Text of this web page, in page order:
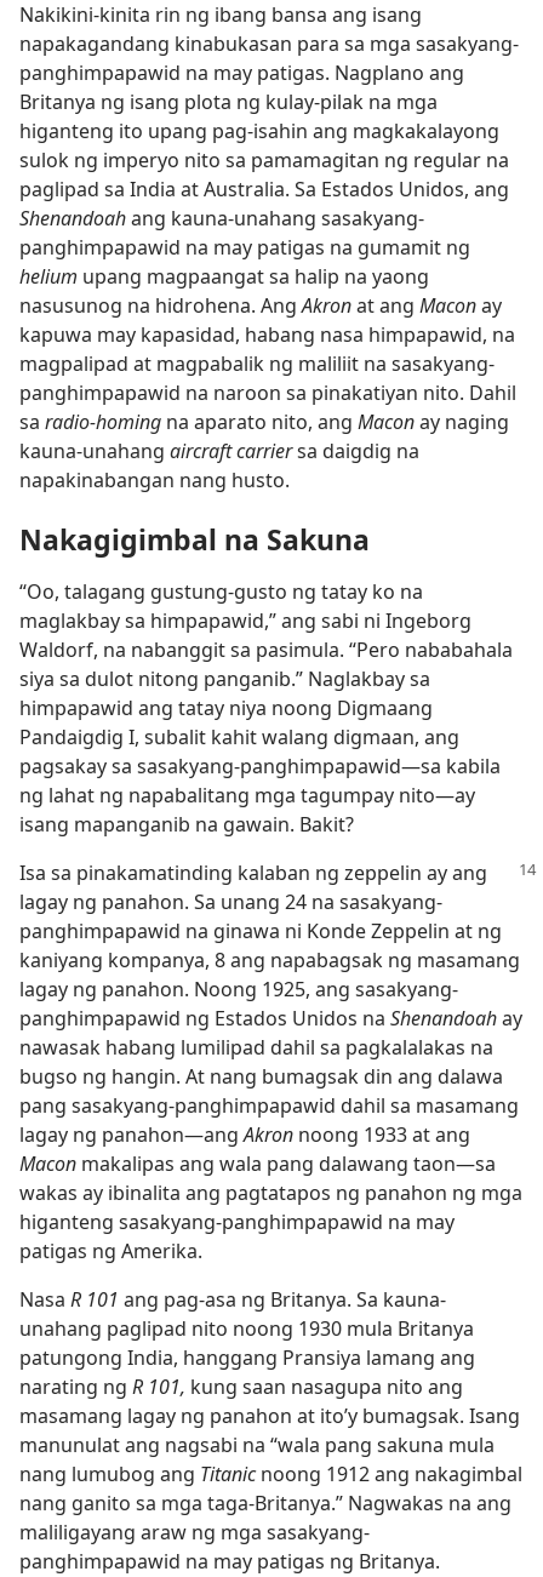
Nakikini-kinita rin ng ibang bansa ang isang
napakagandang kinabukasan para sa mga sasakyang-
panghimpapawid na may patigas. Nagplano ang
Britanya ng isang plota ng kulay-pilak na mga
higanteng ito upang pag-isahin ang magkakalayong
sulok ng imperyo nito sa pamamagitan ng regular na
paglipad sa India at Australia. Sa Estados Unidos, ang
Shenandoahang kauna-unahang sasakyang-
panghimpapawid na may patigas na gumamit ng
helium upang magpaangat sa halip na yaong
nasusunog na hidrohena. AngAkronat ang Maconay
kapuwa may kapasidad, habang nasa himpapawid, na
magpalipad at magpabalik ng maliliit na sasakyang-
panghimpapawid na naroon sa pinakatiyan nito. Dahil
sa radio-homing na aparato nito, ang Maconay naging
kauna-unahang aircraft carriersa daigdig na
napakinabangan nang husto.
Nakagigimbal na Sakuna
“Oo, talagang gustung-gusto ng tatay ko na
maglakbay sa himpapawid,” ang sabi ni Ingeborg
Waldorf, na nabanggit sa pasimula. “Pero nababahala
siya sa dulot nitong panganib.” Naglakbay sa
himpapawid ang tatay niya noong Digmaang
Pandaigdig I, subalit kahit walang digmaan, ang
pagsakay sa sasakyang-panghimpapawid​—sa kabila
ng lahat ng napabalitang mga tagumpay nito​—ay
isang mapanganib na gawain. Bakit?
Isa sa pinakamatinding kalaban ng zeppelin ay ang
lagay ng panahon. Sa unang 24 na sasakyang-
panghimpapawid na ginawa ni Konde Zeppelin at ng
kaniyang kompanya, 8 ang napabagsak ng masamang
lagay ng panahon. Noong 1925, ang sasakyang-
panghimpapawid ng Estados Unidos na Shenandoahay
nawasak habang lumilipad dahil sa pagkalalakas na
bugso ng hangin. At nang bumagsak din ang dalawa
pang sasakyang-panghimpapawid dahil sa masamang
lagay ng panahon​—angAkron noong 1933 at ang
Macon makalipas ang wala pang dalawang taon​—sa
wakas ay ibinalita ang pagtatapos ng panahon ng mga
higanteng sasakyang-panghimpapawid na may
patigas ng Amerika.
Nasa R 101 ang pag-asa ng Britanya. Sa kauna-
unahang paglipad nito noong 1930 mula Britanya
patungong India, hanggang Pransiya lamang ang
narating ng R 101, kung saan nasagupa nito ang
masamang lagay ng panahon at ito’y bumagsak. Isang
manunulat ang nagsabi na “wala pang sakuna mula
nang lumubog ang Titanicnoong 1912 ang nakagimbal
nang ganito sa mga taga-Britanya.” Nagwakas na ang
maliligayang araw ng mga sasakyang-
panghimpapawid na may patigas ng Britanya.